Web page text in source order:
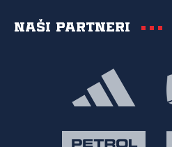
Naši partneri